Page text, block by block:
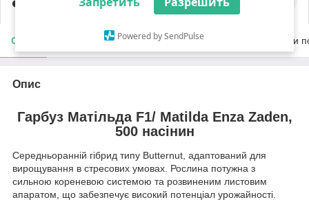
Powered by SendPulse
Опис Характеристики Доставка Умови
Опис
Гарбуз Матільда F1/ Matilda Enza Zaden,
500 насінин
Середньоранній гібрид типу Butternut, адаптований для
вирощування в стресових умовах. Рослина потужна з
сильною кореневою системою та розвиненим листовим
апаратом, що забезпечує високий потенціал урожайності.